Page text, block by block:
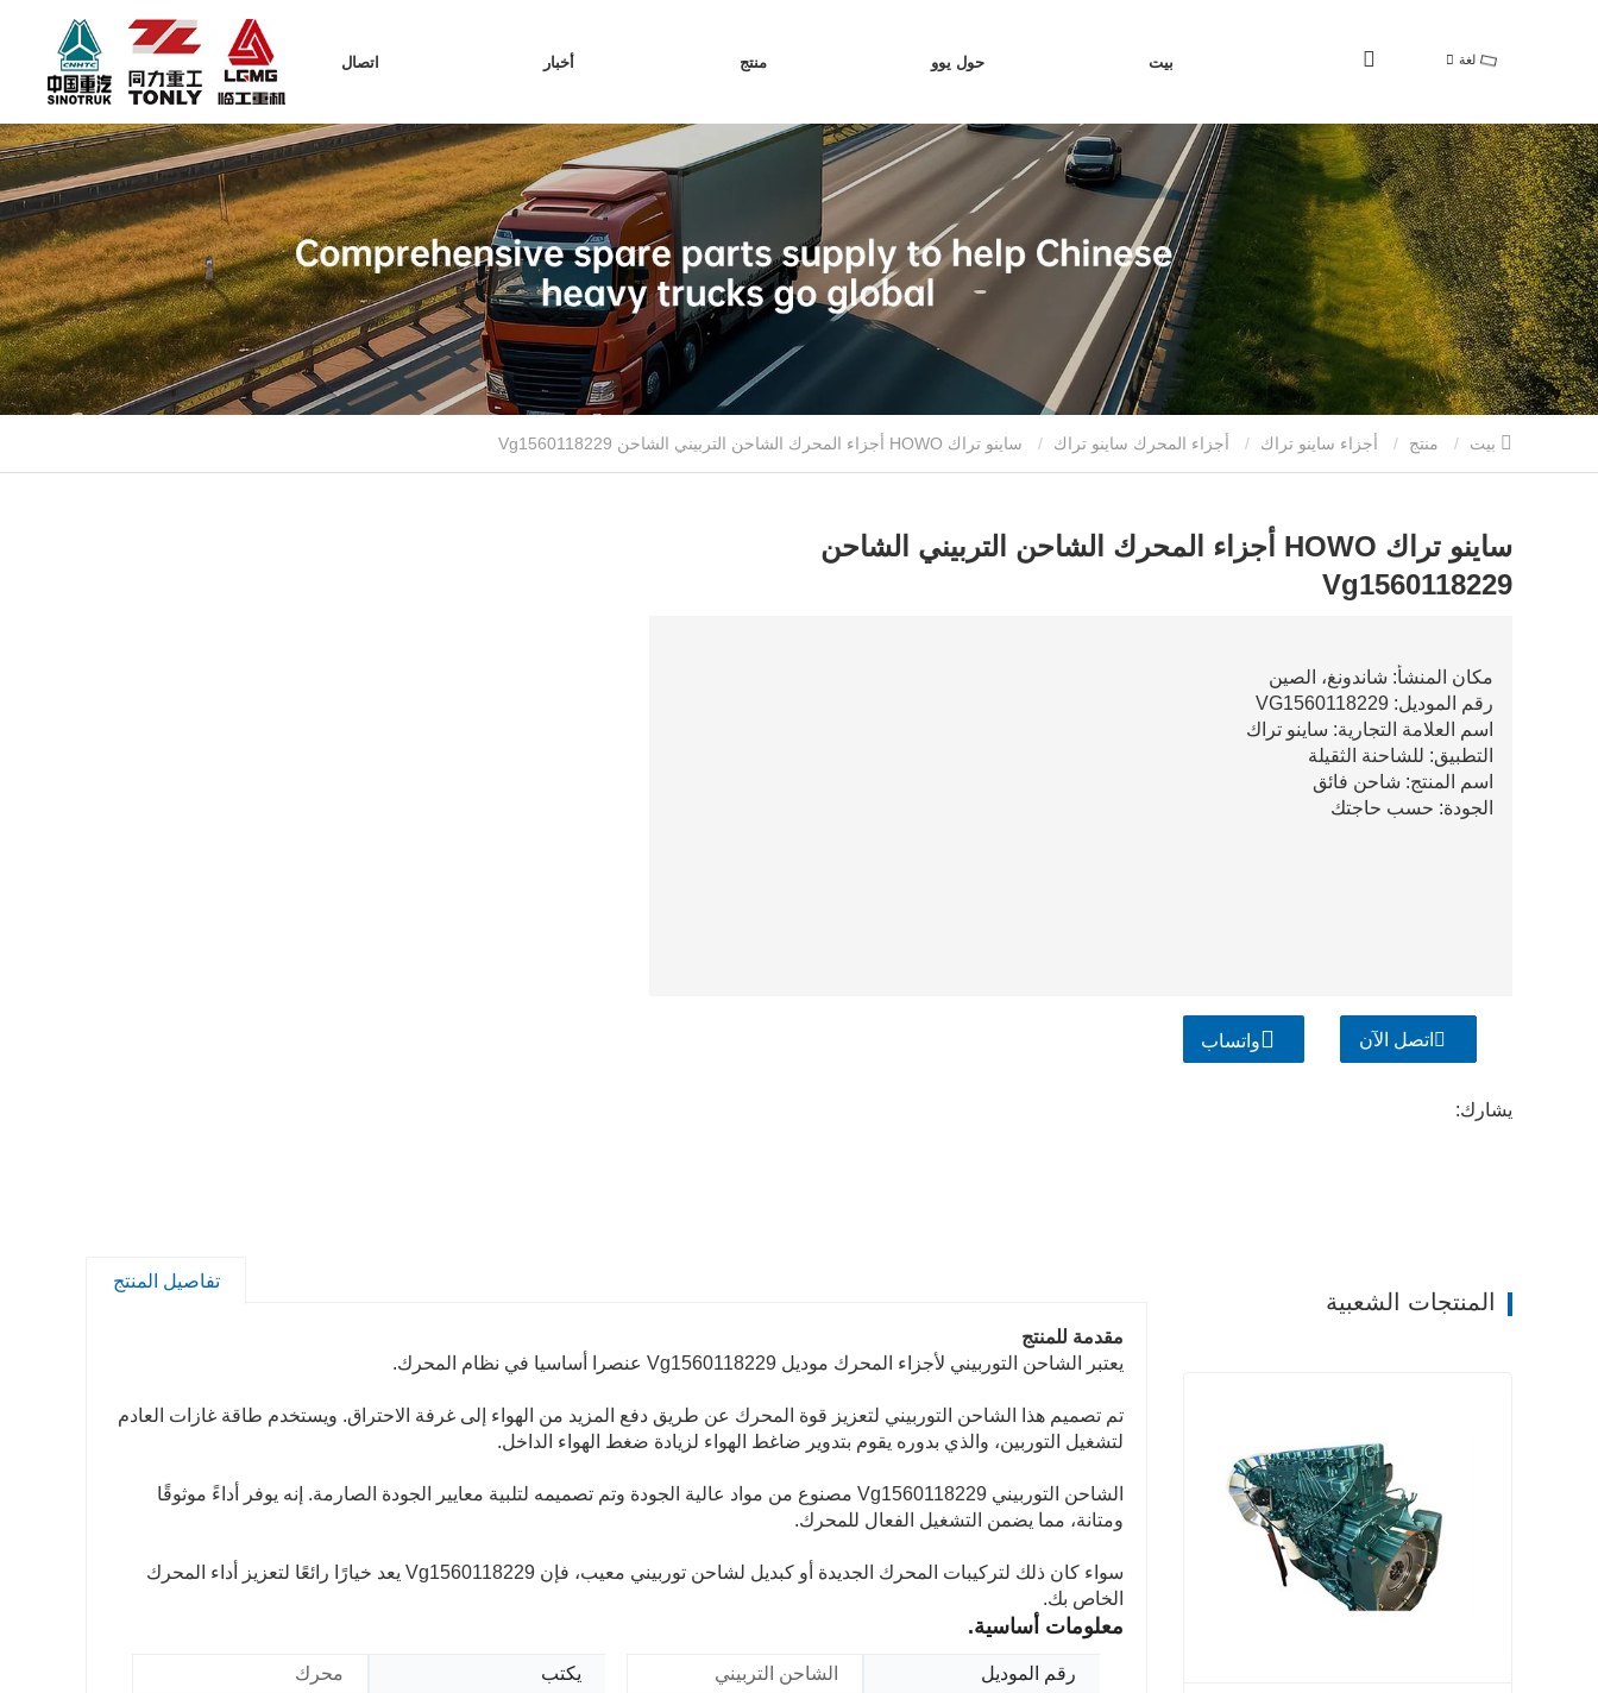
بيت حول يوو منتج أخبار اتصال لغة
منتج أجزاء ساينو تراك أجزاء المحرك ساينو تراك
ساينو تراك HOWO أجزاء المحرك الشاحن التربيني الشاحن
Vg1560118229
مكان المنشأ: شاندونغ، الصين
رقم الموديل: VG1560118229
اسم العلامة التجارية: ساينو تراك
التطبيق: للشاحنة الثقيلة
اسم المنتج: شاحن فائق
الجودة: حسب حاجتك
اتصل الآن واتساب
يشارك:
تفاصيل المنتج
مقدمة للمنتج
يعتبر الشاحن التوربيني لأجزاء المحرك موديل Vg1560118229 عنصرا أساسيا في نظام المحرك.
تم تصميم هذا الشاحن التوربيني لتعزيز قوة المحرك عن طريق دفع المزيد من الهواء إلى غرفة الاحتراق. ويستخدم طاقة غازات العادم
لتشغيل التوربين، والذي بدوره يقوم بتدوير ضاغط الهواء لزيادة ضغط الهواء الداخل.
الشاحن التوربيني Vg1560118229 مصنوع من مواد عالية الجودة وتم تصميمه لتلبية معايير الجودة الصارمة. إنه يوفر أداءً موثوقًا
ومتانة، مما يضمن التشغيل الفعال للمحرك.
سواء كان ذلك لتركيبات المحرك الجديدة أو كبديل لشاحن توربيني معيب، فإن Vg1560118229 يعد خيارًا رائعًا لتعزيز أداء المحرك
الخاص بك.
معلومات أساسية.
رقم الموديل الشاحن التربيني يكتب محرك
المنتجات الشعبية